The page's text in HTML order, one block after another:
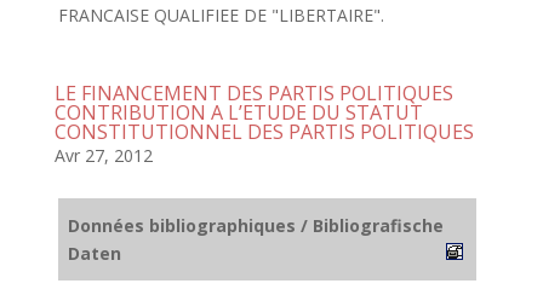
FRANCAISE QUALIFIEE DE "LIBERTAIRE".
LE FINANCEMENT DES PARTIS POLITIQUES
CONTRIBUTION A L’ETUDE DU STATUT
CONSTITUTIONNEL DES PARTIS POLITIQUES
Avr 27, 2012
Données bibliographiques / Bibliografische
Daten